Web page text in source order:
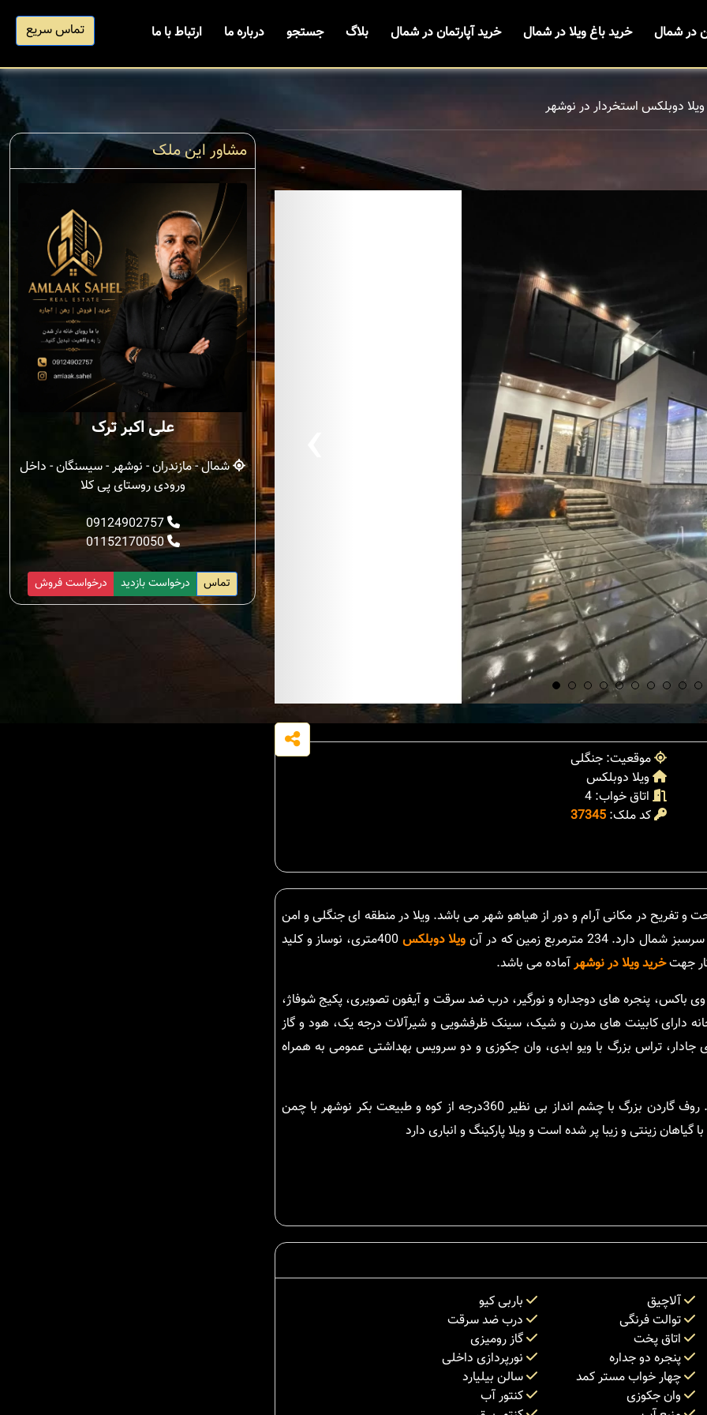
در شمال خرید باغ ویلا در شمال خرید آپارتمان در شمال بلاگ جستجو درباره ما ارتباط با ما تماس سریع
دوبلکس استخردار در نوشهر
موقعیت: جنگلی
ویلا دوبلکس
اتاق خواب: 4
کد ملک: 37345
و تفریح در مکانی آرام و دور از هیاهو شهر می باشد. ویلا در منطقه ای جنگلی و امن
مترمربع زمین که در آن
ویلا دوبلکس
400متری، نوساز و کلید
جهتخرید ویلا در نوشهرآماده می باشد.
باکس، پنجره های دوجداره و نورگیر، درب ضد سرقت و آیفون تصویری، پکیج شوفاژ،
دارای کابینت های مدرن و شیک، سینک ظرفشویی و شیرآلات درجه یک، هود و گاز
های جادار، تراس بزرگ با ویو ابدی، وان جکوزی و دو سرویس بهداشتی عمومی به همراه
استخر بزرگ و سرپوشیده ویلا امکان استفاده در 4 فصل سال را دارد. روف گاردن بزرگ با چشم انداز بی نظیر 360درجه از کوه و طبیعت بکر نوشهر با چمن
زینتی و زیبا پر شده است و ویلا پارکینگ و انباری دارد
آلاچیق
باربی کیو
توالت فرنگی
درب ضد سرقت
اتاق پخت
گاز رومیزی
پنجره دو جداره
نورپردازی داخلی
چهار خواب مستر کمد
سالن بیلیارد
وان جکوزی
کنتور آب
مشاور این ملک
علی اکبر ترک
شمال - مازندران - نوشهر - سیسنگان - داخل
ورودی روستای پی کلا
09124902757
01152170050
درخواست فروش درخواست بازدید تماس